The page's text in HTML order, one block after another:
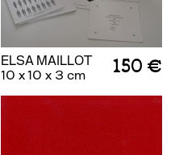
ELSA MAILLOT
10 x 10 x 3 cm
150 €